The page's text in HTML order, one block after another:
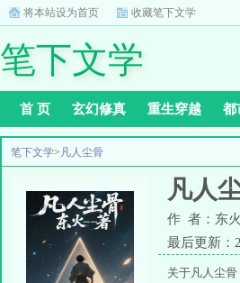
将本站设为首页 收藏笔下文学
笔下文学
首 页 玄幻修真 重生穿越 都
笔下文学> 凡人尘骨
凡人
作 者：东火
最后更新：
关于凡人尘